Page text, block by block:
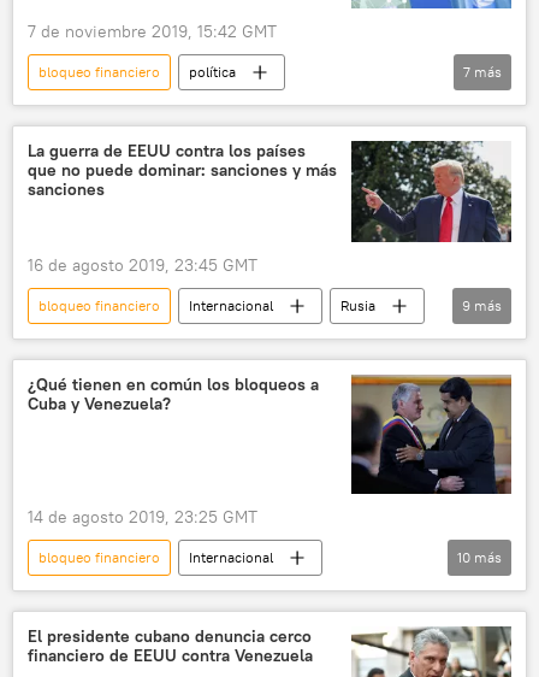
noticias
7 de noviembre 2019, 15:42 GMT
bloqueo financiero
política
América Latina
Internacional
Jorge Arreaza
Venezuela
Cuba
EEUU
bloqueo económico noticias
7 más
La guerra de EEUU contra los países
que no puede dominar: sanciones y más
sanciones
16 de agosto 2019, 23:45 GMT
bloqueo financiero Internacional
Rusia
América Latina
política
EEUU
Cuba
Venezuela
bloqueo económico
9 más
¿Qué tienen en común los bloqueos a
Cuba y Venezuela?
14 de agosto 2019, 23:25 GMT
bloqueo financiero
Internacional
América Latina
política
sociedad
Economía
Cuba
Venezuela
bloqueo económico
bloqueo
10 más
El presidente cubano denuncia cerco
financiero de EEUU contra Venezuela